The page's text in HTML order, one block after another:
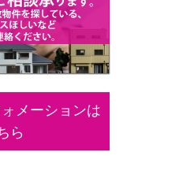
メーションは
ら